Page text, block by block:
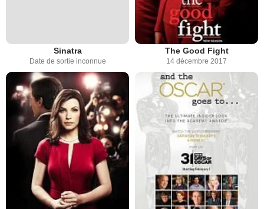
Sinatra
Date de sortie inconnue
The Good Fight
14 décembre 2017